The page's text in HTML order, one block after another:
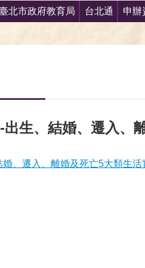
北市政府教育局 台北通 申辦
生、結婚、遷入、
、遷入、離婚及死亡5大類生活